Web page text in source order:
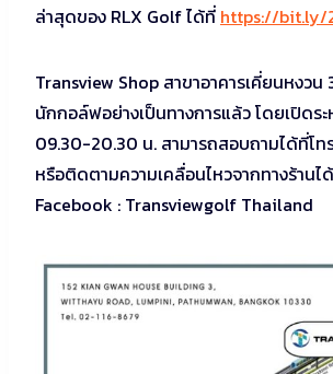
ล่าสุดของ RLX Golf ได้ที่ https://bit.ly/
Transview Shop สาขาอาคารเคี่ยนหงวน
นักกอล์ฟอย่างเป็นทางการแล้ว โดยเปิดระ
09.30-20.30 น. สามารถสอบถามได้ที่โท
หรือติดตามความเคลื่อนไหวจากทางร้านไ
Facebook : Transviewgolf Thailand